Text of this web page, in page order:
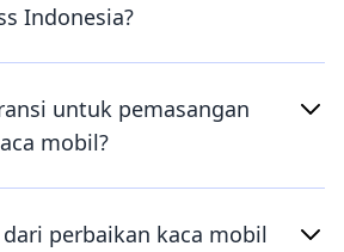
Indonesia?
untuk pemasangan
mobil?
perbaikan kaca mobil